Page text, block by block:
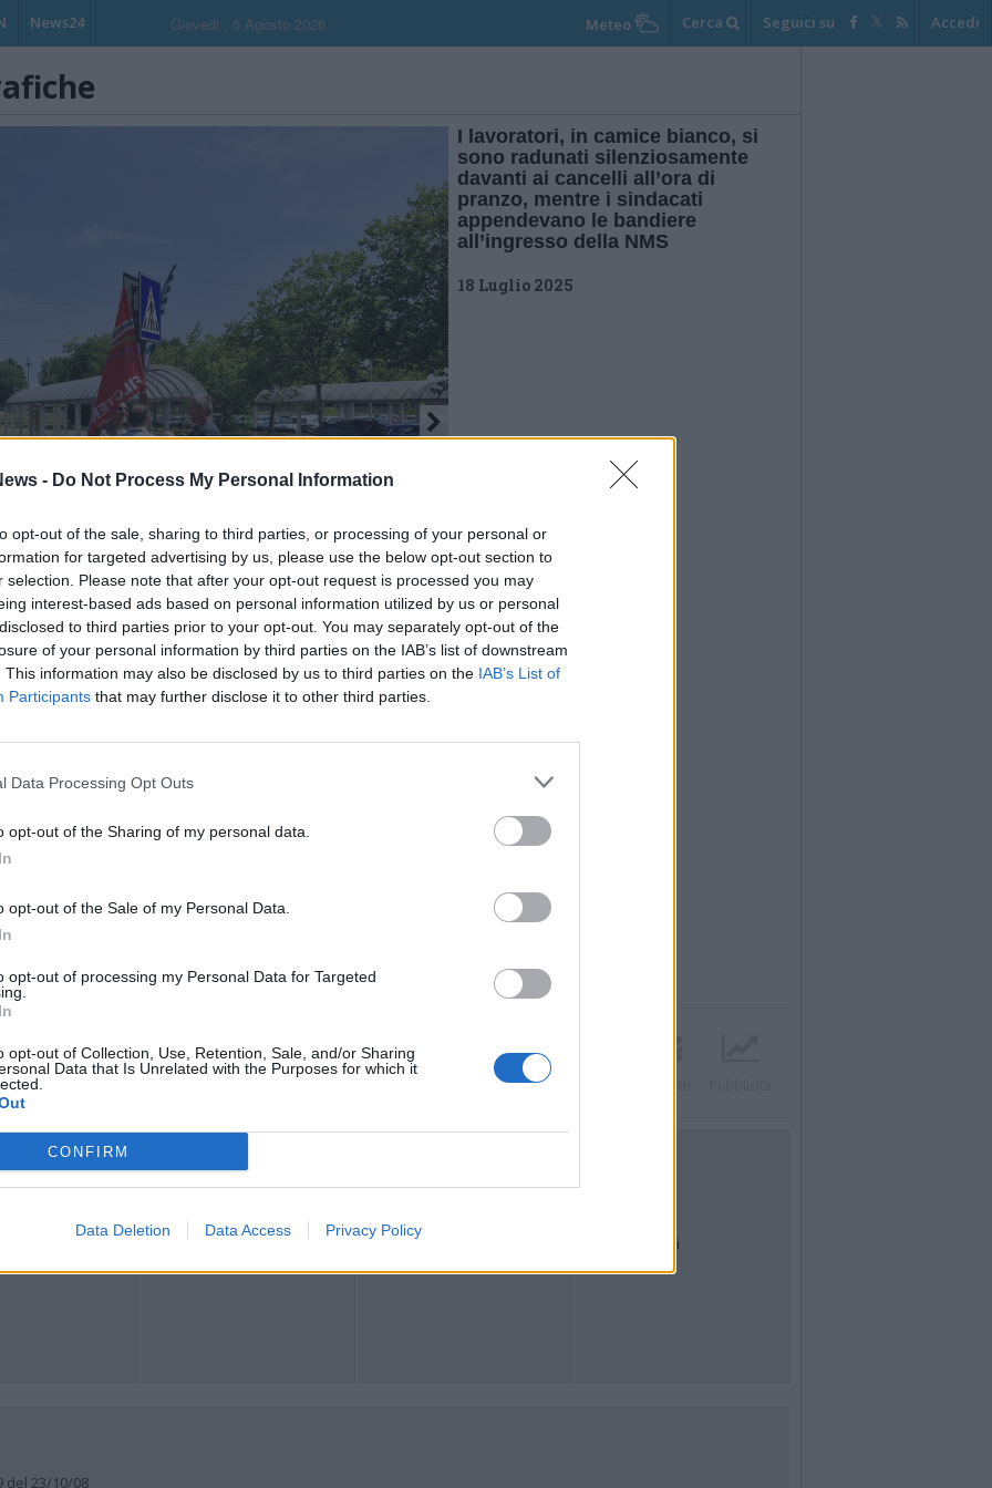
- Do Not Process My Personal Information
opt-out of the sale, sharing to third parties, or processing of your personal or
for targeted advertising by us, please use the below opt-out section to
selection. Please note that after your opt-out request is processed you may
interest-based ads based on personal information utilized by us or personal
to third parties prior to your opt-out. You may separately opt-out of the
of your personal information by third parties on the IAB’s list of downstream
This information may also be disclosed by us to third parties on the IAB’s List of
Participants that may further disclose it to other third parties.
Data Processing Opt Outs
opt-out of the Sharing of my personal data.
opt-out of the Sale of my Personal Data.
opt-out of processing my Personal Data for Targeted
opt-out of Collection, Use, Retention, Sale, and/or Sharing
Data that Is Unrelated with the Purposes for which it
CONFIRM
Data Deletion Data Access Privacy Policy
News24 Giovedi , 6 Agosto 2026 Meteo Cerca Seguici su Accedi
NMS di Nerviano, inizia lo stato di agitazione. I
NMS di Nerviano: “Dopo 36 anni, mi hanno detto che
I lavoratori, in camice bianco, si
sono radunati silenziosamente
davanti ai cancelli all’ora di
pranzo, mentre i sindacati
appendevano le bandiere
all’ingresso della NMS
18 Luglio 2025
Twitter
Gallerie Fotografiche
Articoli più letti
del 23/10/08